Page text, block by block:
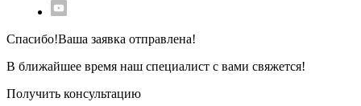
Спасибо!Ваша заявка отправлена!
В ближайшее время наш специалист с вами свяжется!
Получить консультацию